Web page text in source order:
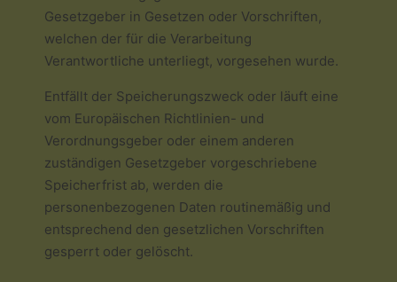
Gesetzgeber in Gesetzen oder Vorschriften,
welchen der für die Verarbeitung
Verantwortliche unterliegt, vorgesehen wurde.
Entfällt der Speicherungszweck oder läuft eine
vom Europäischen Richtlinien- und
Verordnungsgeber oder einem anderen
zuständigen Gesetzgeber vorgeschriebene
Speicherfrist ab, werden die
personenbezogenen Daten routinemäßig und
entsprechend den gesetzlichen Vorschriften
gesperrt oder gelöscht.